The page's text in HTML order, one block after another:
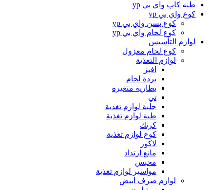
طبه كاب واي بي yp
كوع واي بي yp
كوع بسن واي بي yp
كوع لحام واي بي yp
لوازم التأسيس
كوع لحام معزول
لوازم التغذية
افيز
بردة لحام
بطارية متغيرة
تي
جلبة لوازم تغذية
طبة لوازم تغذية
كرنك
كوع لوازم تغذية
لاكور
مانع ارتداد
محبس
مواسير لوازم تغذية
لوازم صرف ابيض